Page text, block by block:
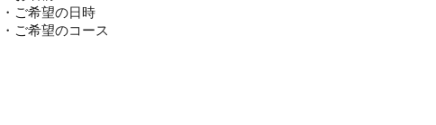
・ご希望の日時
・ご希望のコース